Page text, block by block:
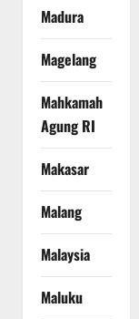
Madura
Magelang
Mahkamah
Agung RI
Makasar
Malang
Malaysia
Maluku